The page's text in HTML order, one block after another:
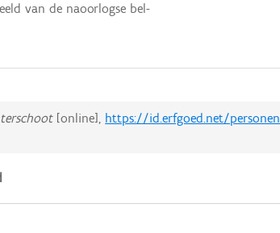
van de naoorlogse bel-
[online], https://id.erfgoed.net/